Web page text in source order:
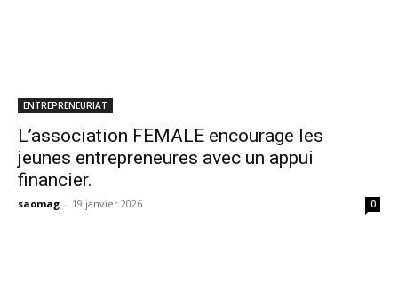
ENTREPRENEURIAT
L’association FEMALE encourage les
jeunes entrepreneures avec un appui
financier.
saomag - 19 janvier 2026 0